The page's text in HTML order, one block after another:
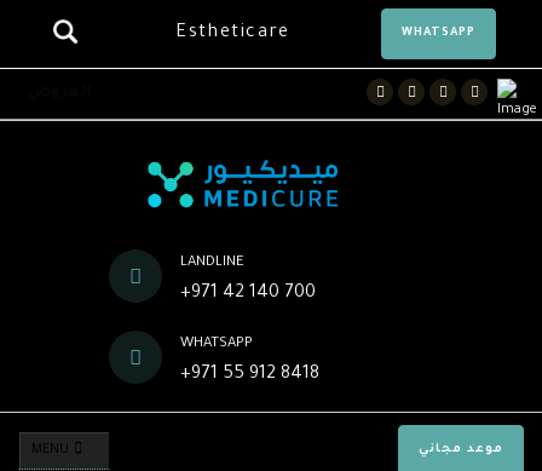
Estheticare WHATSAPP
FacebookTwitterInstagram
Youtube
LANDLINE
+971 42 140 700
WHATSAPP
+971 55 912 8418
موعد مجاني MENU